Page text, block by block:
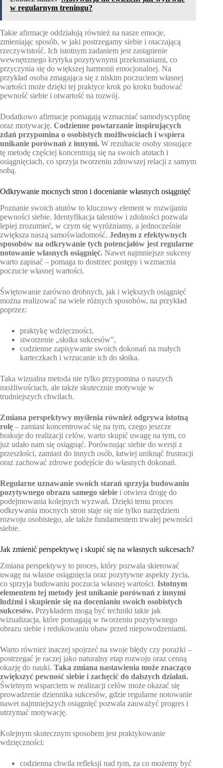
w regularnym treningu?
Takie afirmacje oddziałują również na nasze emocje,
zmieniając sposób, w jaki postrzegamy siebie i otaczającą
rzeczywistość. Ich istotnym zadaniem jest zastąpienie
wewnętrznego krytyka pozytywnymi przekonaniami, co
przyczynia się do większej harmonii emocjonalnej. Na
przykład osoba zmagająca się z niskim poczuciem własnej
wartości może dzięki tej praktyce krok po kroku budować
pewność siebie i otwartość na rozwój.
Dodatkowo afirmacje pomagają wzmacniać samodyscyplinę
oraz motywację. Codzienne powtarzanie inspirujących
zdań przypomina o osobistych możliwościach i wspiera
unikanie porównań z innymi. W rezultacie osoby stosujące
tę metodę częściej koncentrują się na swoich atutach i
osiągnięciach, co sprzyja tworzeniu zdrowszej relacji z samym
sobą.
Odkrywanie mocnych stron i docenianie własnych osiągnięć
Poznanie swoich atutów to kluczowy element w rozwijaniu
pewności siebie. Identyfikacja talentów i zdolności pozwala
lepiej zrozumieć, w czym się wyróżniamy, a jednocześnie
zwiększa naszą samoświadomość. Jednym z efektywnych
sposobów na odkrywanie tych potencjałów jest regularne
notowanie własnych osiągnięć. Nawet najmniejsze sukcesy
warto zapisać – pomaga to dostrzec postępy i wzmacnia
poczucie własnej wartości.
Świętowanie zarówno drobnych, jak i większych osiągnięć
można realizować na wiele różnych sposobów, na przykład
poprzez:
praktykę wdzięczności,
stworzenie „słoika sukcesów”,
codzienne zapisywanie swoich dokonań na małych
karteczkach i wrzucanie ich do słoika.
Taka wizualna metoda nie tylko przypomina o naszych
możliwościach, ale także skutecznie motywuje w
trudniejszych chwilach.
Zmiana perspektywy myślenia również odgrywa istotną
rolę – zamiast koncentrować się na tym, czego jeszcze
brakuje do realizacji celów, warto skupić uwagę na tym, co
już udało nam się osiągnąć. Porównując siebie do wersji z
przeszłości, zamiast do innych osób, łatwiej uniknąć frustracji
oraz zachować zdrowe podejście do własnych dokonań.
Regularne uznawanie swoich starań sprzyja budowaniu
pozytywnego obrazu samego siebie i otwiera drogę do
podejmowania kolejnych wyzwań. Dzięki temu proces
odkrywania mocnych stron staje się nie tylko narzędziem
rozwoju osobistego, ale także fundamentem trwałej pewności
siebie.
Jak zmienić perspektywę i skupić się na własnych sukcesach?
Zmiana perspektywy to proces, który pozwala skierować
uwagę na własne osiągnięcia oraz pozytywne aspekty życia,
co sprzyja budowaniu poczucia własnej wartości. Istotnym
elementem tej metody jest unikanie porównań z innymi
ludźmi i skupienie się na docenianiu swoich osobistych
sukcesów. Przykładem mogą być techniki takie jak
wizualizacja, które pomagają w tworzeniu pozytywnego
obrazu siebie i redukowaniu obaw przed niepowodzeniami.
Warto również inaczej spojrzeć na swoje błędy czy porażki –
postrzegać je raczej jako naturalny etap rozwoju oraz cenną
okazję do nauki. Taka zmiana nastawienia może znacząco
zwiększyć pewność siebie i zachęcić do dalszych działań.
Świetnym wsparciem w realizacji celów może okazać się
prowadzenie dziennika sukcesów, gdzie regularne notowanie
nawet najmniejszych osiągnięć pozwala zauważyć progres i
utrzymać motywację.
Kolejnym skutecznym sposobem jest praktykowanie
wdzięczności:
codzienna chwila refleksji nad tym, za co możemy być